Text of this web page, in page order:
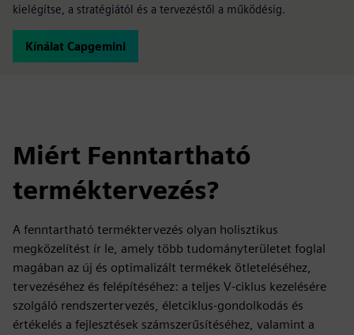
kielégítse, a stratégiától és a tervezéstől a működésig.
Kínálat Capgemini
Miért Fenntartható
terméktervezés?
A fenntartható terméktervezés olyan holisztikus
megközelítést ír le, amely több tudományterületet foglal
magában az új és optimalizált termékek ötleteléséhez,
tervezéséhez és felépítéséhez: a teljes V-ciklus kezelésére
szolgáló rendszertervezés, életciklus-gondolkodás és
értékelés a fejlesztések számszerűsítéséhez, valamint a